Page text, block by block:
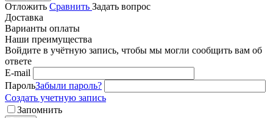
Отложить Сравнить Задать вопрос
Доставка
Варианты оплаты
Наши преимущества
Войдите в учётную запись, чтобы мы могли сообщить вам об
ответе
E-mail
ПарольЗабыли пароль?
Создать учетную запись
Запомнить